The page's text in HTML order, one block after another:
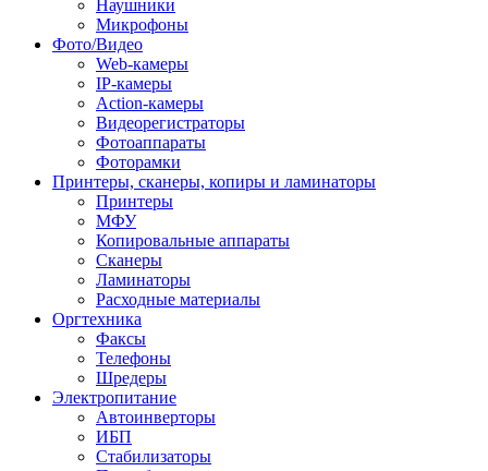
Наушники
Микрофоны
Фото/Видео
Web-камеры
IP-камеры
Action-камеры
Видеорегистраторы
Фотоаппараты
Фоторамки
Принтеры, сканеры, копиры и ламинаторы
Принтеры
МФУ
Копировальные аппараты
Сканеры
Ламинаторы
Расходные материалы
Оргтехника
Факсы
Телефоны
Шредеры
Электропитание
Автоинверторы
ИБП
Стабилизаторы